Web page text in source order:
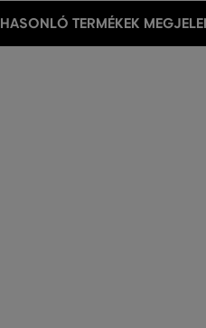
HASONLÓ TERMÉKEK